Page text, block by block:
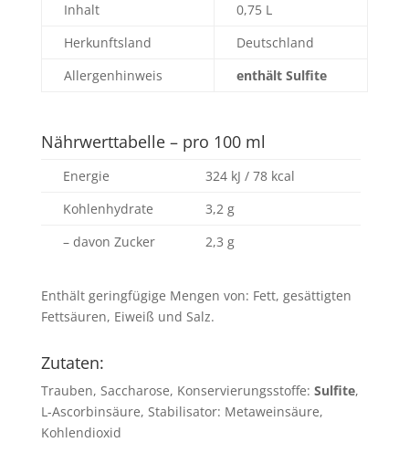
Inhalt
0,75 L
Herkunftsland
Deutschland
Allergenhinweis
enthält Sulfite
Nährwerttabelle – pro 100 ml
Energie
324 kJ / 78 kcal
Kohlenhydrate
3,2 g
– davon Zucker
2,3 g
Enthält geringfügige Mengen von: Fett, gesättigten
Fettsäuren, Eiweiß und Salz.
Zutaten:
Trauben, Saccharose, Konservierungsstoffe: Sulfite,
L-Ascorbinsäure, Stabilisator: Metaweinsäure,
Kohlendioxid